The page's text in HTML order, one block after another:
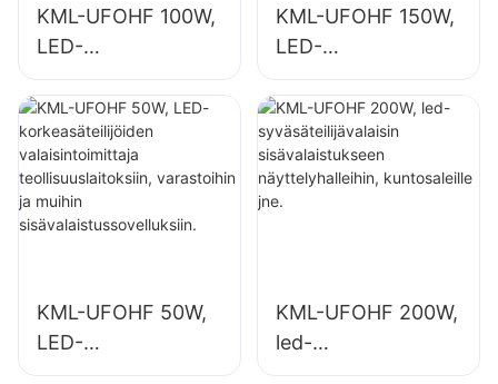
KML-UFOHF 100W,
LED-
korkeasäteilijöiden
valaisintoimittaja
teollisuuslaitoksiin,
varastoihin ja
muihin
sisävalaistussovellu
KML-UFOHF 150W,
LED-
syväsäteilijöiden
valaisintoimittaja
sisävalaistukseen
teollisuuslaitoksissa
, kuntosaleilla jne.
KML-UFOHF 50W,
LED-
korkeasäteilijöiden
KML-UFOHF 200W,
led-
syväsäteilijävalaisin